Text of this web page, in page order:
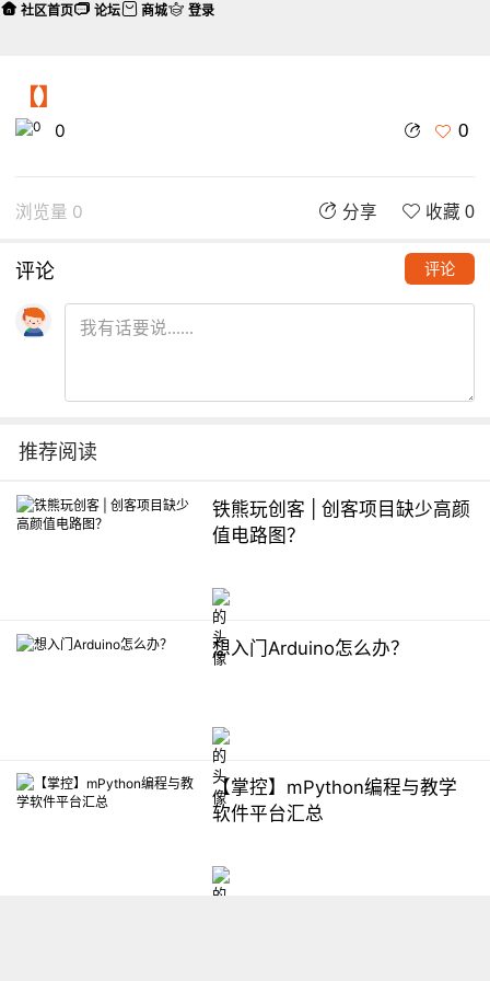
【】
0 0
浏览量 0 分享 收藏 0
评论 评论
推荐阅读
铁熊玩创客 | 创客项目缺少高颜
值电路图？
想入门Arduino怎么办？
【掌控】mPython编程与教学
软件平台汇总
社区首页 论坛 商城 登录